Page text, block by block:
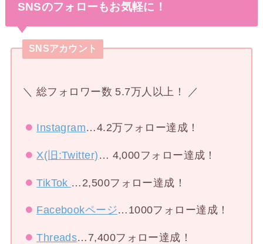
SNSのフォローもお気軽に！
SNSアカウント
＼ 総フォロワー数 5.7万人以上！ ／
Instagram…4.2万フォロー達成！
X(旧:Twitter) … 4,000フォロー達成！
TikTok …2,500フォロー達成！
Facebookページ…1000フォロー達成！
Threads…7,400フォロー達成！